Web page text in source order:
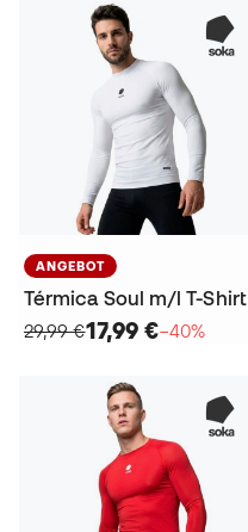
ANGEBOT
Térmica Soul m/l T-Shirt
29,99 €17,99 €−40%